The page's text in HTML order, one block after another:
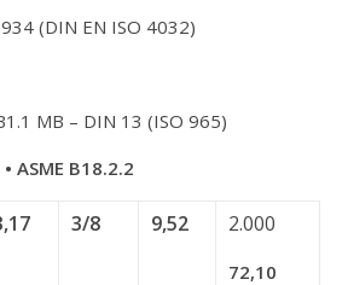
(DIN EN ISO 4032)
MB – DIN 13 (ISO 965)
• ASME B18.2.2
3/8 9,52 2.000
72,10